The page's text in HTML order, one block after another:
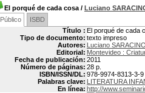
El porqué de cada cosa / Luciano
Público
ISBD
Título : El porqué de cada
Tipo de documento: texto impreso
Autores: Luciano
Editorial: Montevideo :
Fecha de publicación: 2011
Número de páginas: 28 p.
ISBN/ISSN/DL: 978-9974-8313-3-9
Palabras clave: LITERATURA
En línea: http://